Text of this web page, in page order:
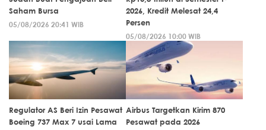
Saham Bursa
05/08/2026 20:41 WIB
2026, Kredit Melesat 24,4
Persen
05/08/2026 10:00 WIB
Regulator AS Beri Izin Pesawat
Boeing 737 Max 7 usai Lama
Airbus Targetkan Kirim 870
Pesawat pada 2026